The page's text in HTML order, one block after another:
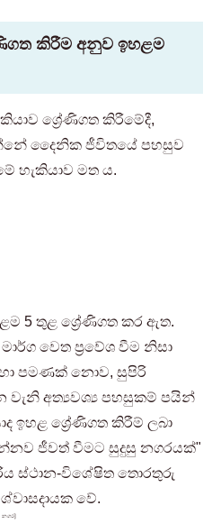
කිරීම අනුව ඉහළම
ශ්‍රේණිගත කිරීමේදී,
දෛනික ජීවිතයේ පහසුව
හැකියාව මත ය.
5 තුළ ශ්‍රේණිගත කර ඇත.
වෙත ප්‍රවේශ වීම නිසා
පමණක් නොව, සුපිරි
වැනි අත්‍යවශ්‍ය පහසුකම් පයින්
ඉහළ ශ්‍රේණිගත කිරීම් ලබා
ජීවත් වීමට සුදුසු නගරයක්"
ස්ථාන-විශේෂිත තොරතුරු
වේ.
නගර]